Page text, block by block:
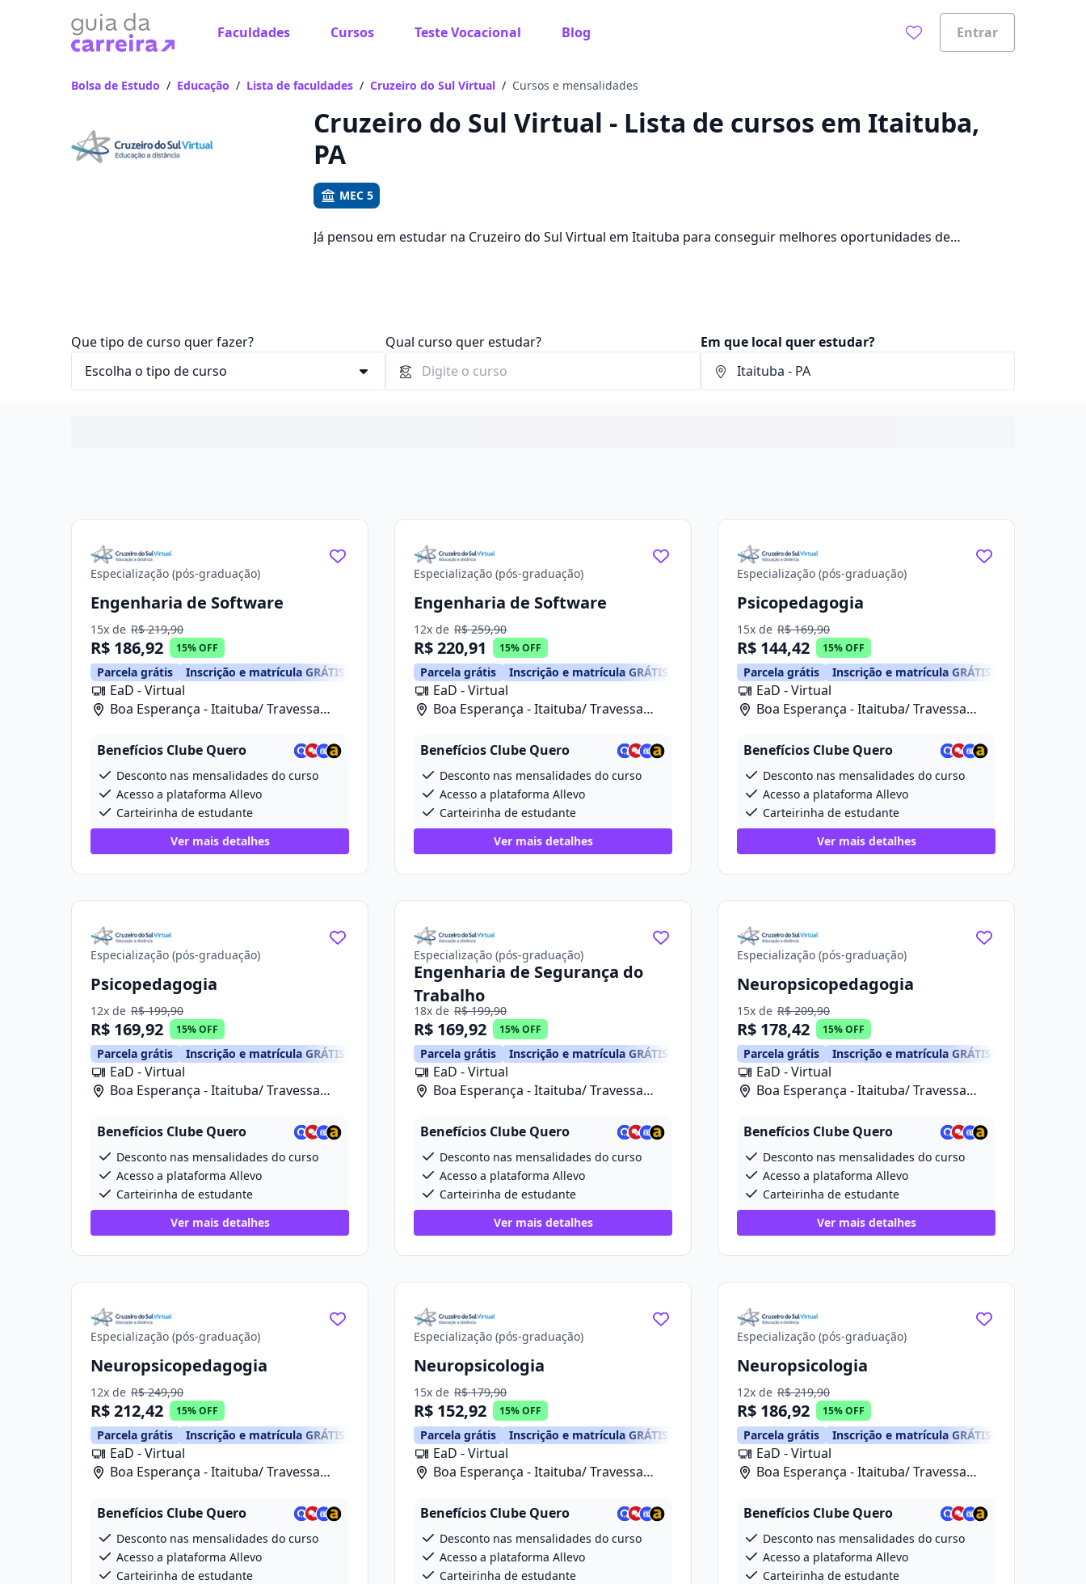
Faculdades Cursos Teste Vocacional Blog Entrar
Vamos te guiar no caminho ideal para seus estudos
Bolsa de Estudo / Educação / Lista de faculdades / Cruzeiro do Sul Virtual / Cursos e mensalidades
Cruzeiro do Sul Virtual - Lista de cursos em Itaituba,
PA
MEC 5
Já pensou em estudar na Cruzeiro do Sul Virtual em Itaituba para conseguir melhores oportunidades de
Que tipo de curso quer fazer? Qual curso quer estudar? Em que local quer estudar?
Especialização (pós-graduação)
Engenharia de Software
15x de R$ 219,90
R$ 186,92 15% OFF
Parcela grátis Inscrição e matrícula GRÁTIS
EaD - Virtual
Boa Esperança - Itaituba/ Travessa
Benefícios Clube Quero
Desconto nas mensalidades do curso
Acesso a plataforma Allevo
Carteirinha de estudante
Ver mais detalhes
Especialização (pós-graduação)
Engenharia de Software
12x de R$ 259,90
R$ 220,91 15% OFF
Parcela grátis Inscrição e matrícula GRÁTIS
EaD - Virtual
Boa Esperança - Itaituba/ Travessa
Benefícios Clube Quero
Desconto nas mensalidades do curso
Acesso a plataforma Allevo
Carteirinha de estudante
Ver mais detalhes
Especialização (pós-graduação)
Psicopedagogia
15x de R$ 169,90
R$ 144,42 15% OFF
Parcela grátis Inscrição e matrícula GRÁTIS
EaD - Virtual
Boa Esperança - Itaituba/ Travessa
Benefícios Clube Quero
Desconto nas mensalidades do curso
Acesso a plataforma Allevo
Carteirinha de estudante
Ver mais detalhes
Especialização (pós-graduação)
Psicopedagogia
12x de R$ 199,90
R$ 169,92 15% OFF
Parcela grátis Inscrição e matrícula GRÁTIS
EaD - Virtual
Boa Esperança - Itaituba/ Travessa
Benefícios Clube Quero
Desconto nas mensalidades do curso
Acesso a plataforma Allevo
Carteirinha de estudante
Ver mais detalhes
Especialização (pós-graduação)
Engenharia de Segurança do
Trabalho
18x de R$ 199,90
R$ 169,92 15% OFF
Parcela grátis Inscrição e matrícula GRÁTIS
EaD - Virtual
Boa Esperança - Itaituba/ Travessa
Benefícios Clube Quero
Desconto nas mensalidades do curso
Acesso a plataforma Allevo
Carteirinha de estudante
Ver mais detalhes
Especialização (pós-graduação)
Neuropsicopedagogia
15x de R$ 209,90
R$ 178,42 15% OFF
Parcela grátis Inscrição e matrícula GRÁTIS
EaD - Virtual
Boa Esperança - Itaituba/ Travessa
Benefícios Clube Quero
Desconto nas mensalidades do curso
Acesso a plataforma Allevo
Carteirinha de estudante
Ver mais detalhes
Especialização (pós-graduação)
Neuropsicopedagogia
12x de R$ 249,90
R$ 212,42 15% OFF
Parcela grátis Inscrição e matrícula GRÁTIS
EaD - Virtual
Boa Esperança - Itaituba/ Travessa
Benefícios Clube Quero
Desconto nas mensalidades do curso
Acesso a plataforma Allevo
Carteirinha de estudante
Especialização (pós-graduação)
Neuropsicologia
15x de R$ 179,90
R$ 152,92 15% OFF
Parcela grátis Inscrição e matrícula GRÁTIS
EaD - Virtual
Boa Esperança - Itaituba/ Travessa
Benefícios Clube Quero
Desconto nas mensalidades do curso
Acesso a plataforma Allevo
Carteirinha de estudante
Especialização (pós-graduação)
Neuropsicologia
12x de R$ 219,90
R$ 186,92 15% OFF
Parcela grátis Inscrição e matrícula GRÁTIS
EaD - Virtual
Boa Esperança - Itaituba/ Travessa
Benefícios Clube Quero
Desconto nas mensalidades do curso
Acesso a plataforma Allevo
Carteirinha de estudante